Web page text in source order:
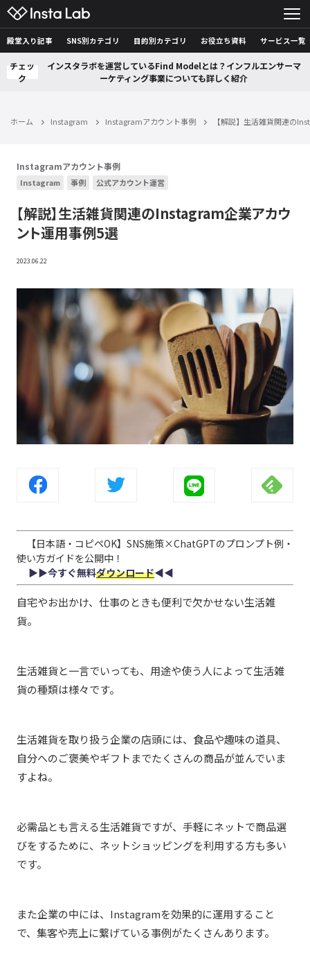
殿堂入り記事 SNS別カテゴリ 目的別カテゴリ お役立ち資料 サービス一覧
チェッ
ク
インスタラボを運営しているFind Modelとは？インフルエンサーマ
ーケティング事業についても詳しく紹介
ホーム Instagram Instagramアカウント事例 【解説】生活雑貨関連の
Instagramアカウント事例
Instagram 事例 公式アカウント運営
【解説】生活雑貨関連のInstagram企業アカウ
ント運用事例5選
2023.06.22
【日本語・コピペOK】SNS施策×ChatGPTのプロンプト例・
使い方ガイドを公開中！
▶︎▶︎今すぐ無料ダウンロード◀︎◀︎
自宅やお出かけ、仕事のときも便利で欠かせない生活雑
貨。
生活雑貨と一言でいっても、用途や使う人によって生活雑
貨の種類は様々です。
生活雑貨を取り扱う企業の店頭には、食品や趣味の道具、
自分へのご褒美やギフトまでたくさんの商品が並んでいま
すよね。
必需品とも言える生活雑貨ですが、手軽にネットで商品選
びをするために、ネットショッピングを利用する方も多い
です。
また企業の中には、Instagramを効果的に運用すること
で、集客や売上に繋げている事例がたくさんあります。